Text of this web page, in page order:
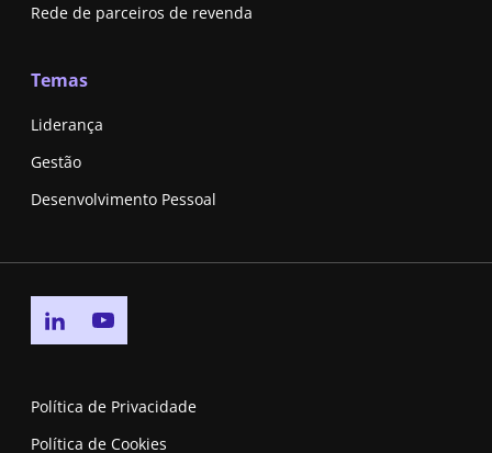
Rede de parceiros de revenda
Temas
Liderança
Gestão
Desenvolvimento Pessoal
Go to linkedin page
Política de Privacidade
Política de Cookies